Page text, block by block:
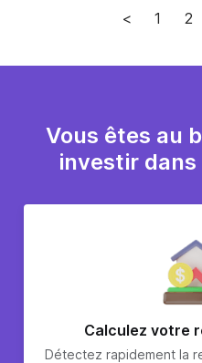
< 1 2
Vous êtes au
investir
Calculez votre
Détectez rapidement la